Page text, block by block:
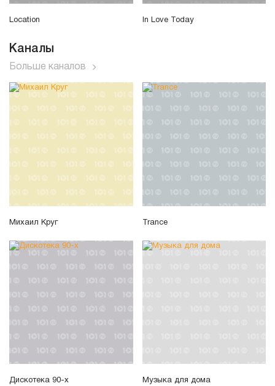
Location In Love Today
Каналы
Больше каналов
Михаил Круг Trance
Дискотека 90-х Музыка для дома